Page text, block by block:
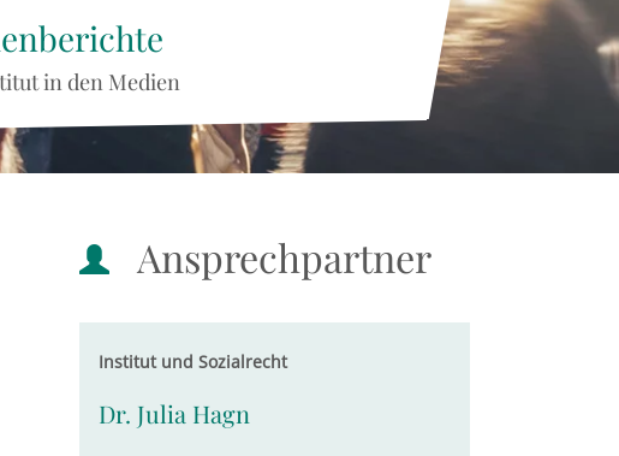
in den Medien
Ansprechpartner
Institut und Sozialrecht
Dr. Julia Hagn